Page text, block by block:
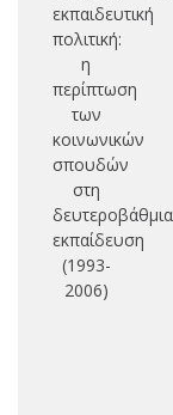
εκπαιδευτική
πολιτική:
η
περίπτωση
των
κοινωνικών
σπουδών
στη
δευτεροβάθμια
εκπαίδευση
(1993-
2006)